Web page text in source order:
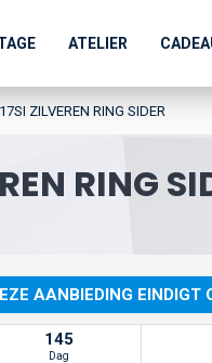
ATELIER
ZILVEREN RING SIDER
RING
AANBIEDING EINDIGT
145
Dag